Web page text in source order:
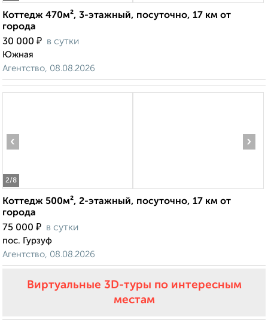
Коттедж 470м², 3-этажный, посуточно, 17 км от
города
30 000 ₽ в сутки
Южная
Агентство, 08.08.2026
2/8
‹ ›
Коттедж 500м², 2-этажный, посуточно, 17 км от
города
75 000 ₽ в сутки
пос. Гурзуф
Агентство, 08.08.2026
Виртуальные 3D-туры по интересным
местам